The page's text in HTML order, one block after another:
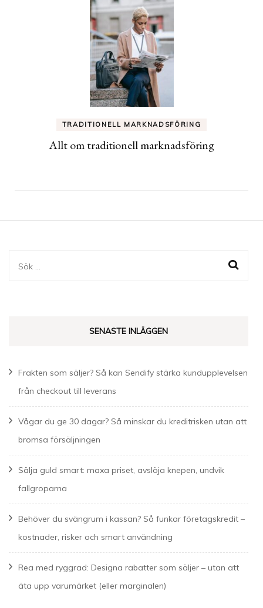
TRADITIONELL MARKNADSFÖRING
Allt om traditionell marknadsföring
Sök
SENASTE INLÄGGEN
Frakten som säljer? Så kan Sendify stärka kundupplevelsen
från checkout till leverans
Vågar du ge 30 dagar? Så minskar du kreditrisken utan att
bromsa försäljningen
Sälja guld smart: maxa priset, avslöja knepen, undvik
fallgroparna
Behöver du svängrum i kassan? Så funkar företagskredit –
kostnader, risker och smart användning
Rea med ryggrad: Designa rabatter som säljer – utan att
äta upp varumärket (eller marginalen)